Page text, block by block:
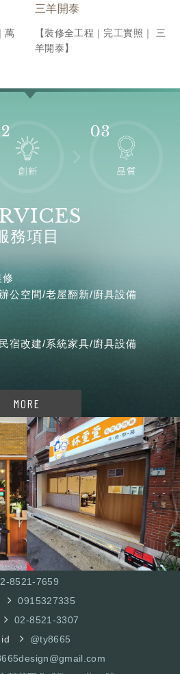
萬
三羊開泰
【裝修全工程｜完工實照｜ 三
羊開泰】
務項目
公空間/老屋翻新/廚具設備
宿改建/系統家具/廚具設備
MORE
8521-7659
0915327335
02-8521-3307
@ty8665